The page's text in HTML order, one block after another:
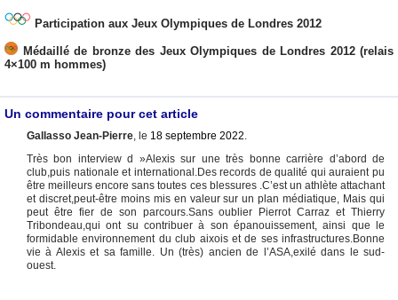
Participation aux Jeux Olympiques de Londres 2012
Médaillé de bronze des Jeux Olympiques de Londres 2012 (relais
4×100 m hommes)
Un commentaire pour cet article
Gallasso Jean-Pierre , le 18 septembre 2022
Très bon interview d »Alexis sur une très bonne carrière d’abord de
club,puis nationale et international.Des records de qualité qui auraient pu
être meilleurs encore sans toutes ces blessures .C’est un athlète attachant
et discret,peut-être moins mis en valeur sur un plan médiatique, Mais qui
peut être fier de son parcours.Sans oublier Pierrot Carraz et Thierry
Tribondeau,qui ont su contribuer à son épanouissement, ainsi que le
formidable environnement du club aixois et de ses infrastructures.Bonne
vie à Alexis et sa famille. Un (très) ancien de l’ASA,exilé dans le sud-
ouest.